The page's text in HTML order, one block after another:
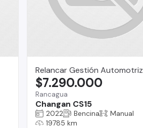
Relancar Gestión Automotriz
Rancagua
Changan CS15
$7.290.000
2022 Bencina
Manual
19785 km